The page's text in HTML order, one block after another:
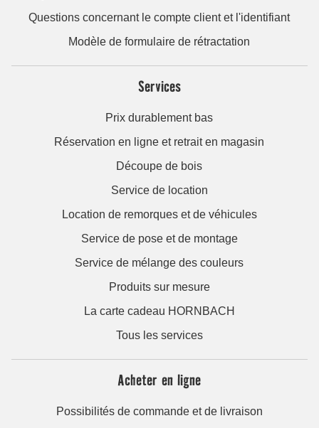
Questions concernant le compte client et l'identifiant
Modèle de formulaire de rétractation
Services
Prix durablement bas
Réservation en ligne et retrait en magasin
Découpe de bois
Service de location
Location de remorques et de véhicules
Service de pose et de montage
Service de mélange des couleurs
Produits sur mesure
La carte cadeau HORNBACH
Tous les services
Acheter en ligne
Possibilités de commande et de livraison